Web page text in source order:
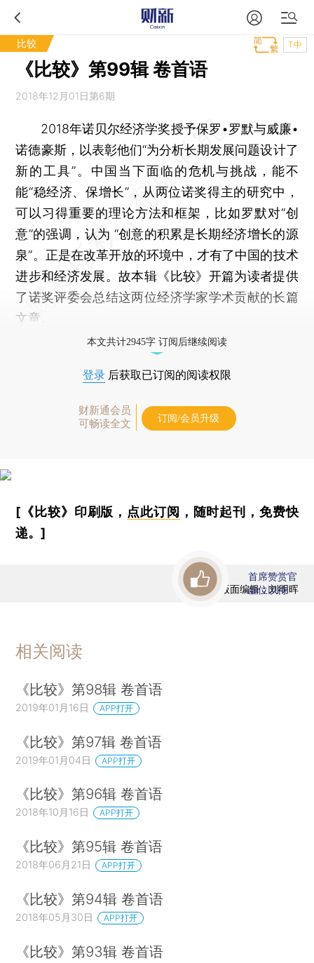
比较 T中
《比较》第99辑 卷首语
2018年12月01日第6期
2018年诺贝尔经济学奖授予保罗•罗默与威廉•
诺德豪斯，以表彰他们“为分析长期发展问题设计了
新的工具”。中国当下面临的危机与挑战，能不
能“稳经济、保增长”，从两位诺奖得主的研究中，
可以习得重要的理论方法和框架，比如罗默对“创
意”的强调，认为 “创意的积累是长期经济增长的源
泉”。正是在改革开放的环境中，才有了中国的技术
进步和经济发展。故本辑《比较》开篇为读者提供
了诺奖评委会总结这两位经济学家学术贡献的长篇
文章。
本文共计2945字 订阅后继续阅读
登录 后获取已订阅的阅读权限
财新通会员
可畅读全文
订阅/会员升级
[《比较》印刷版， 点此订阅 ，随时起刊，免费快
递。]
版面编辑：刘明晖
首席赞赏官
虚位以待
相关阅读
《比较》第98辑 卷首语
2019年01月16日 APP打开
《比较》第97辑 卷首语
2019年01月04日 APP打开
《比较》第96辑 卷首语
2018年10月16日 APP打开
《比较》第95辑 卷首语
2018年06月21日 APP打开
《比较》第94辑 卷首语
2018年05月30日 APP打开
《比较》第93辑 卷首语